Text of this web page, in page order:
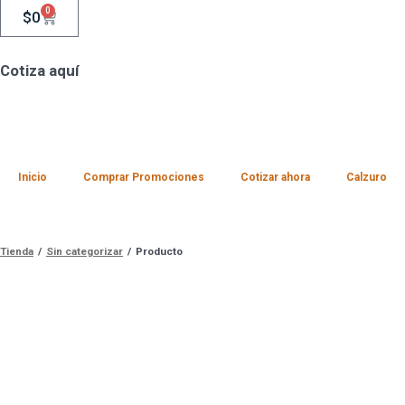
$0 0
Cotiza aquí
Inicio Comprar Promociones Cotizar ahora Calzuro
Tienda / Sin categorizar / Producto